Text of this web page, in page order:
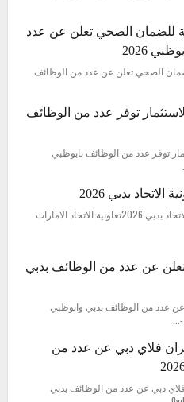
للضمان الصحي تعلن عن عدد
2026
الصحي تعلن عن عدد من الوظائف
توفر عدد من الوظائف
توفر عدد من الوظائف بابوظبي
بدبي 2026
وظيفة في تعاونية الاتحاد بدبي 2026تعاونية الاتحاد الامارات
عن عدد من الوظائف بدبي
عدد من الوظائف بدبي وابوظبي
فلاي دبي عن عدد من
دبي عن عدد من الوظائف بدبي